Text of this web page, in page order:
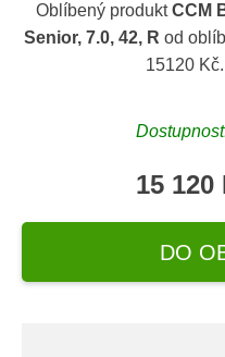
Oblíbený produktCCM
Senior, 7.0, 42, R od
15120 Kč.
15 120
DO